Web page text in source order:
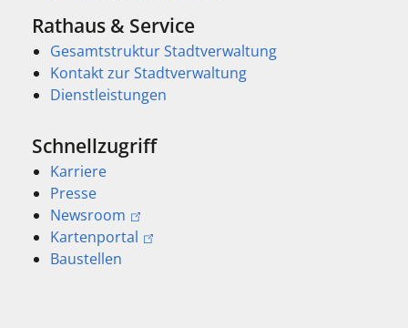
Rathaus & Service
Gesamtstruktur Stadtverwaltung
Kontakt zur Stadtverwaltung
Dienstleistungen
Schnellzugriff
Karriere
Presse
Newsroom
Kartenportal
Baustellen